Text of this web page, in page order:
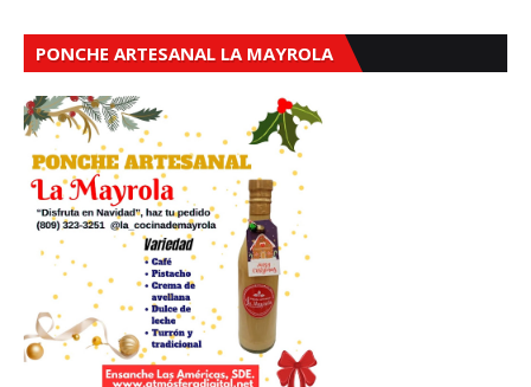
PONCHE ARTESANAL LA MAYROLA